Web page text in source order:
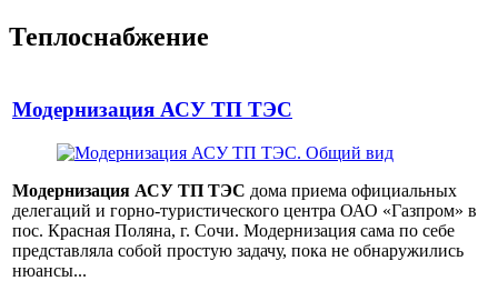
Теплоснабжение
Модернизация АСУ ТП ТЭС
Модернизация АСУ ТП ТЭС дома приема официальных
делегаций и горно-туристического центра ОАО «Газпром» в
пос. Красная Поляна, г. Сочи. Модернизация сама по себе
представляла собой простую задачу, пока не обнаружились
нюансы...